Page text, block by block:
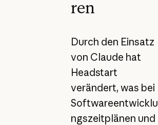
ren
Durch den Einsatz
von Claude hat
Headstart
verändert, was bei
Softwareentwicklu
ngszeitplänen und